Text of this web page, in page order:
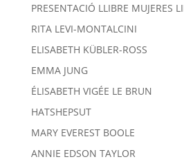
PRESENTACIÓ LLIBRE MUJERES
RITA LEVI-MONTALCINI
ELISABETH KÜBLER-ROSS
EMMA JUNG
ÉLISABETH VIGÉE LE BRUN
HATSHEPSUT
MARY EVEREST BOOLE
ANNIE EDSON TAYLOR